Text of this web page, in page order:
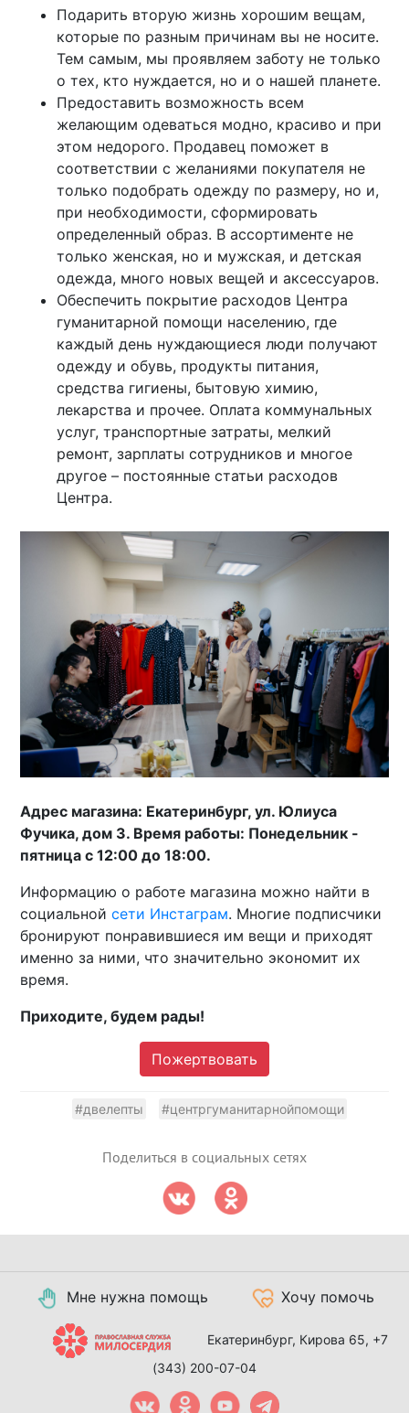
Подарить вторую жизнь хорошим вещам,
которые по разным причинам вы не носите.
Тем самым, мы проявляем заботу не только
о тех, кто нуждается, но и о нашей планете.
Предоставить возможность всем
желающим одеваться модно, красиво и при
этом недорого. Продавец поможет в
соответствии с желаниями покупателя не
только подобрать одежду по размеру, но и,
при необходимости, сформировать
определенный образ. В ассортименте не
только женская, но и мужская, и детская
одежда, много новых вещей и аксессуаров.
Обеспечить покрытие расходов Центра
гуманитарной помощи населению, где
каждый день нуждающиеся люди получают
одежду и обувь, продукты питания,
средства гигиены, бытовую химию,
лекарства и прочее. Оплата коммунальных
услуг, транспортные затраты, мелкий
ремонт, зарплаты сотрудников и многое
другое – постоянные статьи расходов
Центра.
Адрес магазина: Екатеринбург, ул. Юлиуса
Фучика, дом 3. Время работы: Понедельник -
пятница с 12:00 до 18:00.
Информацию о работе магазина можно найти в
социальнойсети Инстаграм. Многие подписчики
бронируют понравившиеся им вещи и приходят
именно за ними, что значительно экономит их
время.
Приходите, будем рады!
Пожертвовать
#двелепты #центргуманитарнойпомощи
Поделиться в социальных сетях
Мне нужна помощь Хочу помочь
Екатеринбург, Кирова 65, +7
(343) 200-07-04